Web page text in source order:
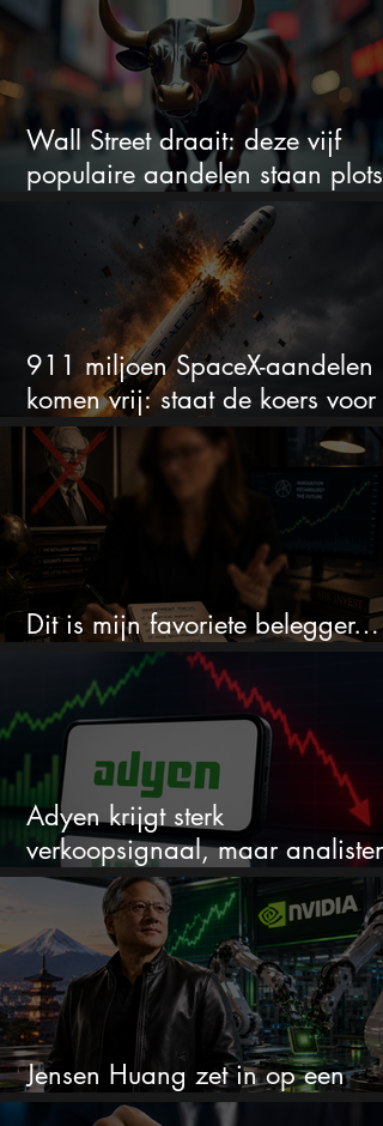
Wall Street draait: deze vijf
populaire aandelen staan plots
onder spanning
911 miljoen SpaceX-aandelen
komen vrij: staat de koers voor
een nieuwe crash?
Dit is mijn favoriete belegger…
en het is niet Warren Buffett
Adyen krijgt sterk
verkoopsignaal, maar analisten
zien juist een koopkans
Jensen Huang zet in op een
aandeel dat bijna niemand kent